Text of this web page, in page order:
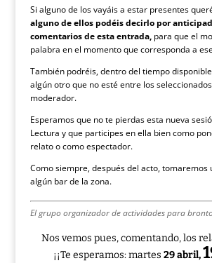
Si alguno de los vayáis a estar presentes
alguno de ellos podéis decirlo por
comentarios de esta entrada,para que el
palabra en el momento que corresponda a
También podréis, dentro del tiempo
algún otro que no esté entre los
moderador.
Esperamos que no te pierdas esta nueva
Lectura y que participes en ella bien como
relato o como espectador.
Como siempre, después del acto, tomaremos
algún bar de la zona.
El grupo organizador de actividades para
Nos vemos pues, comentando, los
¡¡Te esperamos: martes29 abril,